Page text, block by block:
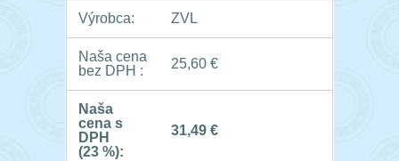
Výrobca: ZVL
Naša cena
bez DPH :
25,60 €
Naša
cena s
DPH
(23 %):
31,49 €